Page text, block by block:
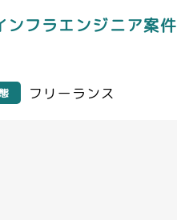
ンフラエンジニア案件
フリーランス